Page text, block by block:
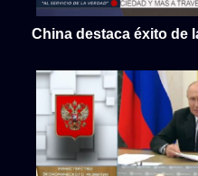
China destaca éxito de